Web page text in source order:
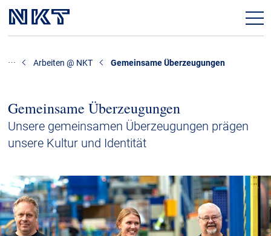
Karriere @ NKT
Gemeinsame Überzeugungen
Unsere gemeinsamen Überzeugungen prägen
unsere Kultur und Identität
Arbeiten @ NKT Gemeinsame Überzeugungen